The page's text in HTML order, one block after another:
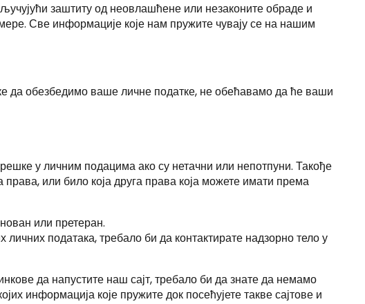
заштиту од неовлашћене или незаконите обраде и
Све информације које нам пружите чувају се на нашим
да обезбедимо ваше личне податке, не обећавамо да ће ваши
у личним подацима ако су нетачни или непотпуни. Такође
или било која друга права која можете имати према
или претеран.
података, требало би да контактирате надзорно тело у
да напустите наш сајт, требало би да знате да немамо
информација које пружите док посећујете такве сајтове и